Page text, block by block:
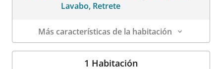
Lavabo, Retrete
Más características de la habitación
Datos de la habitación
1 Habitación